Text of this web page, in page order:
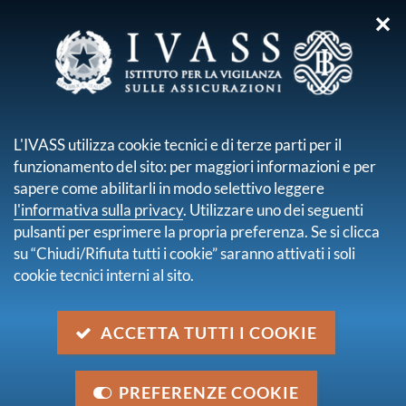
sei qui: Home Media Comunicati stampa
pagina 10 di 104
Avvio della procedura di nomina del Collegio
dell’Arbitro Assicurativo pdf 184.1 KB
6 giugno 2025
Reclami ricevuti dalle imprese di assicurazione
nel 2024 pdf 152.9 KB
L'IVASS ordina l'oscuramento di 5 siti internet
abusivi pdf 142.4 KB
✕
L'IVASS utilizza cookie tecnici e di terze parti per il
funzionamento del sito: per maggiori informazioni e per
sapere come abilitarli in modo selettivo leggere
l'informativa sulla privacy. Utilizzare uno dei seguenti
pulsanti per esprimere la propria preferenza. Se si clicca
su “Chiudi/Rifiuta tutti i cookie” saranno attivati i soli
cookie tecnici interni al sito.
ACCETTA TUTTI I COOKIE
PREFERENZE COOKIE